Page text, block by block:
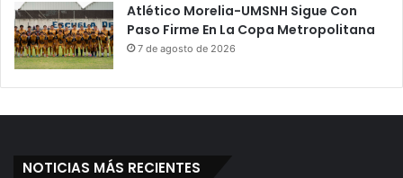
Atlético Morelia-UMSNH Sigue Con
Paso Firme En La Copa Metropolitana
7 de agosto de 2026
NOTICIAS MÁS RECIENTES